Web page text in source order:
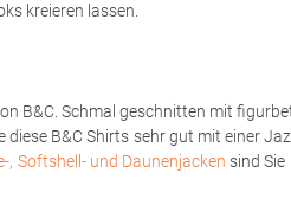
kreieren lassen.
B&C. Schmal geschnitten mit
B&C Shirts sehr gut mit einer
, Softshell- und Daunenjacken sind